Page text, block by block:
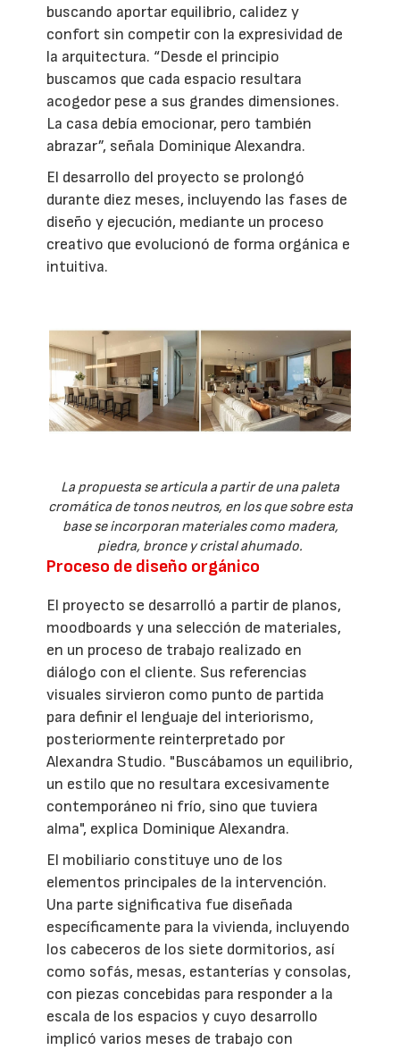
buscando aportar equilibrio, calidez y
confort sin competir con la expresividad de
la arquitectura. “Desde el principio
buscamos que cada espacio resultara
acogedor pese a sus grandes dimensiones.
La casa debía emocionar, pero también
abrazar”, señala Dominique Alexandra.
El desarrollo del proyecto se prolongó
durante diez meses, incluyendo las fases de
diseño y ejecución, mediante un proceso
creativo que evolucionó de forma orgánica e
intuitiva.
La propuesta se articula a partir de una paleta
cromática de tonos neutros, en los que sobre esta
base se incorporan materiales como madera,
piedra, bronce y cristal ahumado.
Proceso de diseño orgánico
El proyecto se desarrolló a partir de planos,
moodboards y una selección de materiales,
en un proceso de trabajo realizado en
diálogo con el cliente. Sus referencias
visuales sirvieron como punto de partida
para definir el lenguaje del interiorismo,
posteriormente reinterpretado por
Alexandra Studio. "Buscábamos un equilibrio,
un estilo que no resultara excesivamente
contemporáneo ni frío, sino que tuviera
alma", explica Dominique Alexandra.
El mobiliario constituye uno de los
elementos principales de la intervención.
Una parte significativa fue diseñada
específicamente para la vivienda, incluyendo
los cabeceros de los siete dormitorios, así
como sofás, mesas, estanterías y consolas,
con piezas concebidas para responder a la
escala de los espacios y cuyo desarrollo
implicó varios meses de trabajo con